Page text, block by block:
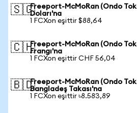
🇸🇬Freeport-McMoRan (Ondo
Doları'na
1 FCXon eşittir $88,64
🇨🇭Freeport-McMoRan (Ondo
Frangı'na
1 FCXon eşittir CHF 56,04
🇧🇩Freeport-McMoRan (Ondo
Bangladeş Takası'na
1 FCXon eşittir ৳8.583,89